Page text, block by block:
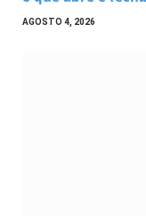
AGOSTO 4, 2026